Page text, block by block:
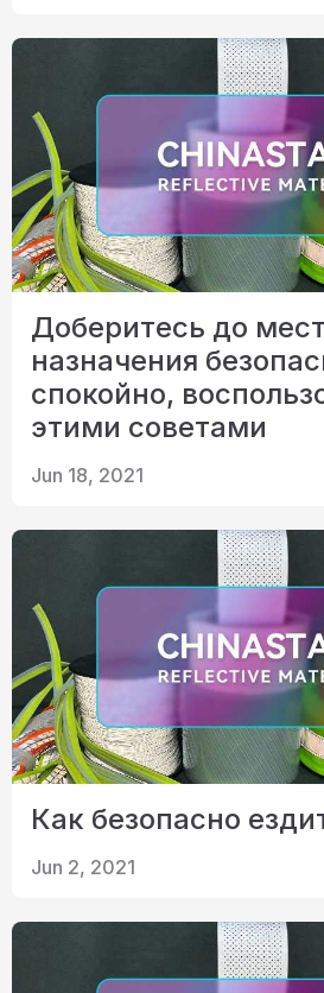
Доберитесь до
назначения
спокойно,
этими советами
Jun 18, 2021
Как безопасно
Jun 2, 2021